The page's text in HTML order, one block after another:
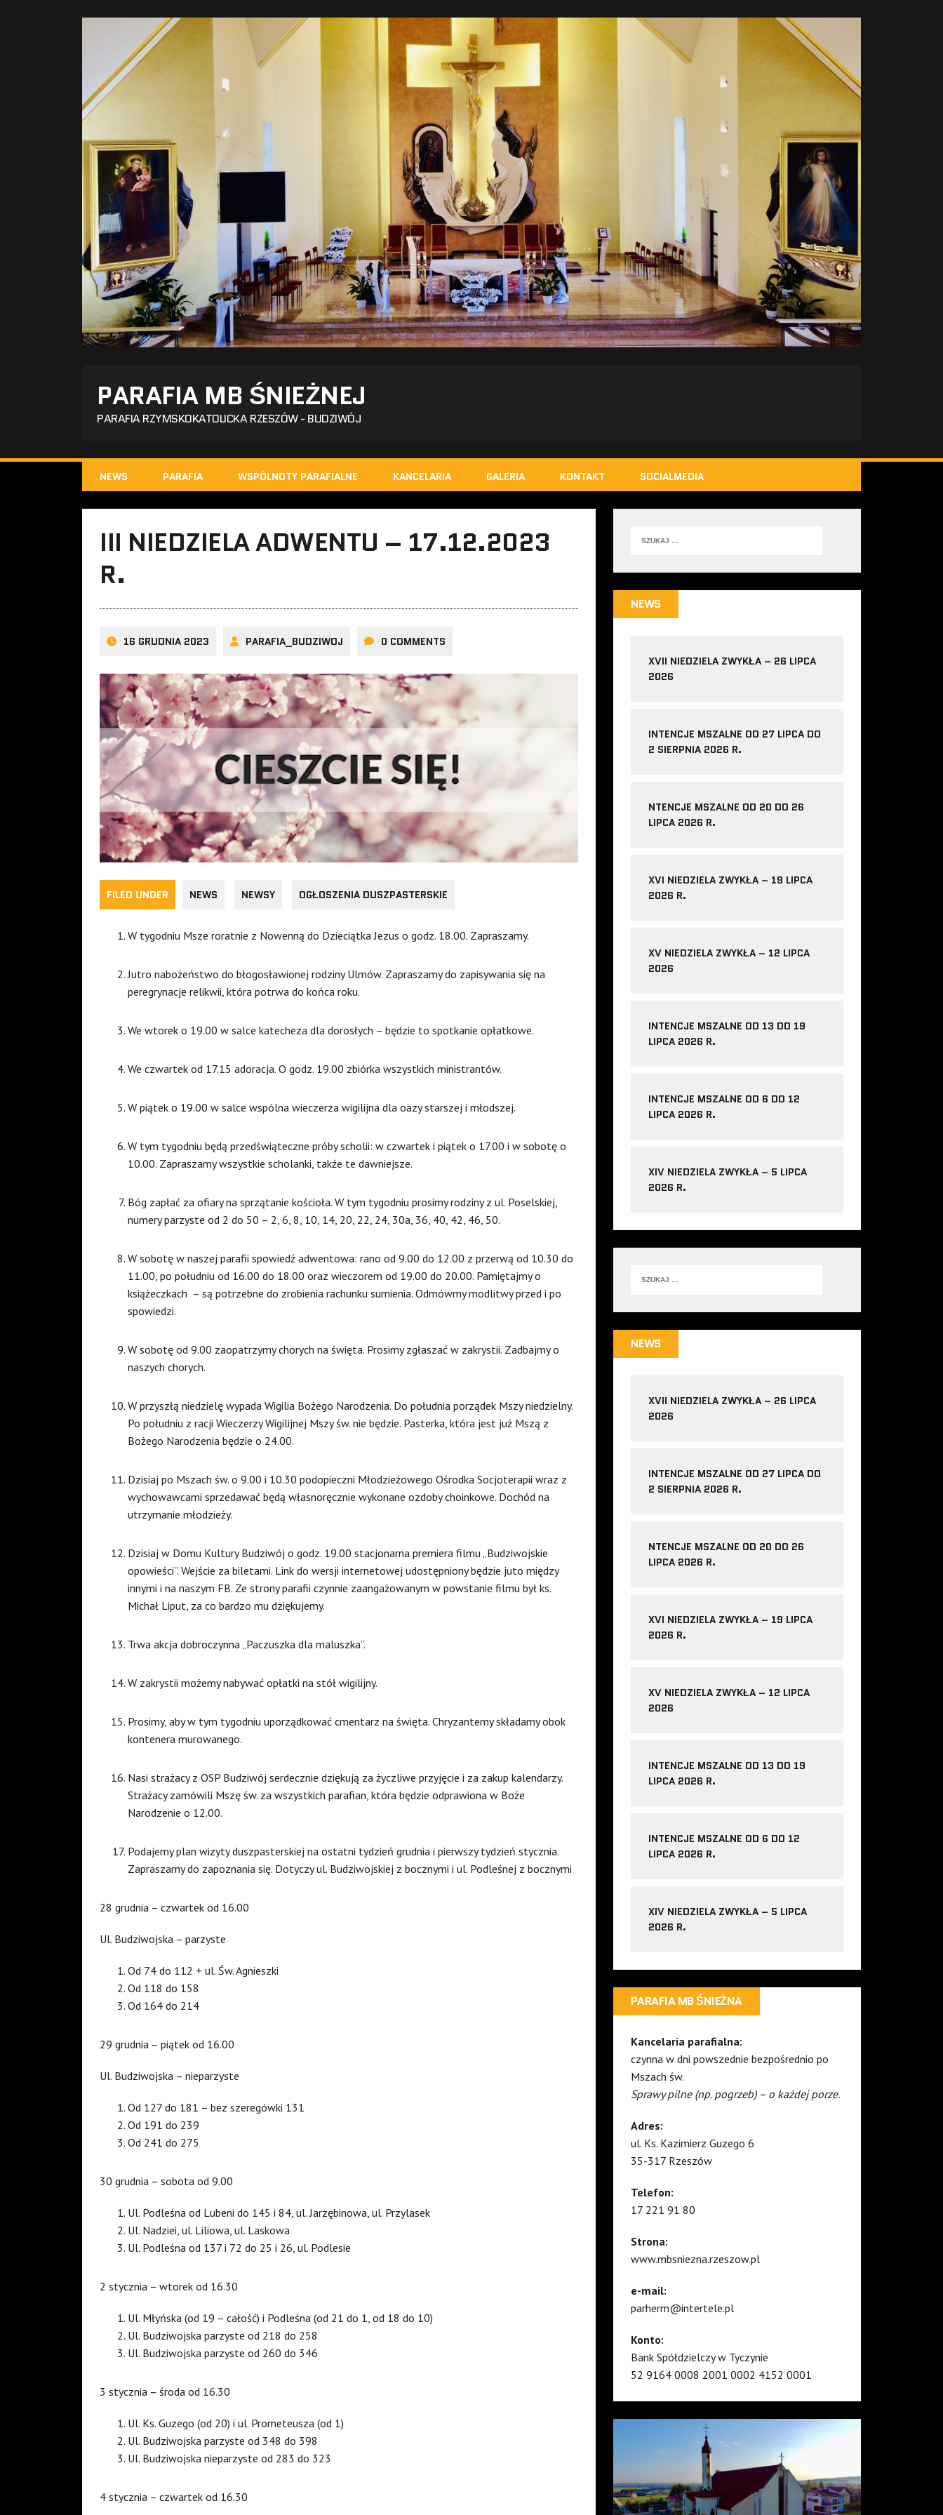
PARAFIA MB ŚNIEŻNEJ
PARAFIA RZYMSKOKATOLICKA RZESZÓW - BUDZIWÓJ
NEWS PARAFIA WSPÓLNOTY PARAFIALNE KANCELARIA GALERIA KONTAKT SOCIALMEDIA
III NIEDZIELA ADWENTU – 17.12.2023
R.
16 GRUDNIA 2023 PARAFIA_BUDZIWOJ 0 COMMENTS
FILED UNDER NEWS NEWSY OGŁOSZENIA DUSZPASTERSKIE
W tygodniu Msze roratnie z Nowenną do Dzieciątka Jezus o godz. 18.00. Zapraszamy.
Jutro nabożeństwo do błogosławionej rodziny Ulmów. Zapraszamy do zapisywania się na
peregrynacje relikwii, która potrwa do końca roku.
We wtorek o 19.00 w salce katecheza dla dorosłych – będzie to spotkanie opłatkowe.
We czwartek od 17.15 adoracja. O godz. 19.00 zbiórka wszystkich ministrantów.
W piątek o 19.00 w salce wspólna wieczerza wigilijna dla oazy starszej i młodszej.
W tym tygodniu będą przedświąteczne próby scholii: w czwartek i piątek o 17.00 i w sobotę o
10.00. Zapraszamy wszystkie scholanki, także te dawniejsze.
Bóg zapłać za ofiary na sprzątanie kościoła. W tym tygodniu prosimy rodziny z ul. Poselskiej,
numery parzyste od 2 do 50 – 2, 6, 8, 10, 14, 20, 22, 24, 30a, 36, 40, 42, 46, 50.
W sobotę w naszej parafii spowiedź adwentowa: rano od 9.00 do 12.00 z przerwą od 10.30 do
11.00, po południu od 16.00 do 18.00 oraz wieczorem od 19.00 do 20.00. Pamiętajmy o
książeczkach – są potrzebne do zrobienia rachunku sumienia. Odmówmy modlitwy przed i po
spowiedzi.
W sobotę od 9.00 zaopatrzymy chorych na święta. Prosimy zgłaszać w zakrystii. Zadbajmy o
naszych chorych.
W przyszłą niedzielę wypada Wigilia Bożego Narodzenia. Do południa porządek Mszy niedzielny.
Po południu z racji Wieczerzy Wigilijnej Mszy św. nie będzie. Pasterka, która jest już Mszą z
Bożego Narodzenia będzie o 24.00.
Dzisiaj po Mszach św. o 9.00 i 10.30 podopieczni Młodzieżowego Ośrodka Socjoterapii wraz z
wychowawcami sprzedawać będą własnoręcznie wykonane ozdoby choinkowe. Dochód na
utrzymanie młodzieży.
Dzisiaj w Domu Kultury Budziwój o godz. 19.00 stacjonarna premiera filmu „Budziwojskie
opowieści”. Wejście za biletami. Link do wersji internetowej udostępniony będzie juto między
innymi i na naszym FB. Ze strony parafii czynnie zaangażowanym w powstanie filmu był ks.
Michał Liput, za co bardzo mu dziękujemy.
Trwa akcja dobroczynna „Paczuszka dla maluszka”.
W zakrystii możemy nabywać opłatki na stół wigilijny.
Prosimy, aby w tym tygodniu uporządkować cmentarz na święta. Chryzantemy składamy obok
kontenera murowanego.
Nasi strażacy z OSP Budziwój serdecznie dziękują za życzliwe przyjęcie i za zakup kalendarzy.
Strażacy zamówili Mszę św. za wszystkich parafian, która będzie odprawiona w Boże
Narodzenie o 12.00.
Podajemy plan wizyty duszpasterskiej na ostatni tydzień grudnia i pierwszy tydzień stycznia.
Zapraszamy do zapoznania się. Dotyczy ul. Budziwojskiej z bocznymi i ul. Podleśnej z bocznymi
28 grudnia – czwartek od 16.00
Ul. Budziwojska – parzyste
Od 74 do 112 + ul. Św. Agnieszki
Od 118 do 158
Od 164 do 214
29 grudnia – piątek od 16.00
Ul. Budziwojska – nieparzyste
Od 127 do 181 – bez szeregówki 131
Od 191 do 239
Od 241 do 275
30 grudnia – sobota od 9.00
Ul. Podleśna od Lubeni do 145 i 84, ul. Jarzębinowa, ul. Przylasek
Ul. Nadziei, ul. Liliowa, ul. Laskowa
Ul. Podleśna od 137 i 72 do 25 i 26, ul. Podlesie
2 stycznia – wtorek od 16.30
Ul. Młyńska (od 19 – całość) i Podleśna (od 21 do 1, od 18 do 10)
Ul. Budziwojska parzyste od 218 do 258
Ul. Budziwojska parzyste od 260 do 346
3 stycznia – środa od 16.30
Ul. Ks. Guzego (od 20) i ul. Prometeusza (od 1)
Ul. Budziwojska parzyste od 348 do 398
Ul. Budziwojska nieparzyste od 283 do 323
4 stycznia – czwartek od 16.30
NEWS
XVII NIEDZIELA ZWYKŁA – 26 LIPCA
2026
INTENCJE MSZALNE OD 27 LIPCA DO
2 SIERPNIA 2026 R.
NTENCJE MSZALNE OD 20 DO 26
LIPCA 2026 R.
XVI NIEDZIELA ZWYKŁA – 19 LIPCA
2026 R.
XV NIEDZIELA ZWYKŁA – 12 LIPCA
2026
INTENCJE MSZALNE OD 13 DO 19
LIPCA 2026 R.
INTENCJE MSZALNE OD 6 DO 12
LIPCA 2026 R.
XIV NIEDZIELA ZWYKŁA – 5 LIPCA
2026 R.
NEWS
XVII NIEDZIELA ZWYKŁA – 26 LIPCA
2026
INTENCJE MSZALNE OD 27 LIPCA DO
2 SIERPNIA 2026 R.
NTENCJE MSZALNE OD 20 DO 26
LIPCA 2026 R.
XVI NIEDZIELA ZWYKŁA – 19 LIPCA
2026 R.
XV NIEDZIELA ZWYKŁA – 12 LIPCA
2026
INTENCJE MSZALNE OD 13 DO 19
LIPCA 2026 R.
INTENCJE MSZALNE OD 6 DO 12
LIPCA 2026 R.
XIV NIEDZIELA ZWYKŁA – 5 LIPCA
2026 R.
PARAFIA MB ŚNIEŻNA
Kancelaria parafialna:
czynna w dni powszednie bezpośrednio po
Mszach św.
Sprawy pilne (np. pogrzeb) – o każdej porze.
Adres:
ul. Ks. Kazimierz Guzego 6
35-317 Rzeszów
Telefon:
17 221 91 80
Strona:
www.mbsniezna.rzeszow.pl
e-mail:
parherm@intertele.pl
Konto:
Bank Spółdzielczy w Tyczynie
52 9164 0008 2001 0002 4152 0001